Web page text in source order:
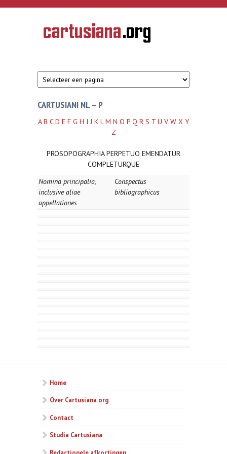
Overslaan en naar de inhoud gaan
CARTUSIANA
Geschiedenis
van de
CARTUSIANI NL – P
A B C D E F G H I J K L M N O P Q R S T U V W X Y
Z
PROSOPOGRAPHIA PERPETUO EMENDATUR
COMPLETURQUE
Nomina principalia,
inclusive aliae
appellationes
Conspectus
bibliographicus
Home
Over Cartusiana.org
Contact
Studia Cartusiana
Redactionele afkortingen